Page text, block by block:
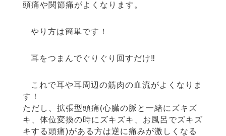
頭痛や関節痛がよくなります。
やり方は簡単です！
耳をつまんでぐりぐり回すだけ‼︎
これで耳や耳周辺の筋肉の血流がよくなりま
す！
ただし、拡張型頭痛(心臓の脈と一緒にズキズ
キ、体位変換の時にズキズキ、お風呂でズキズ
キする頭痛)がある方は逆に痛みが激しくなる